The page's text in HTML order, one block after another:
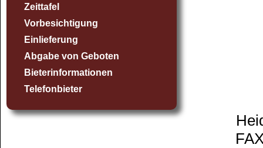
Zeittafel
Vorbesichtigung
Einlieferung
Abgabe von Geboten
Bieterinformationen
Telefonbieter